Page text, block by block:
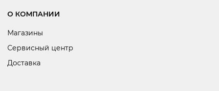
О КОМПАНИИ
Магазины
Сервисный центр
Доставка